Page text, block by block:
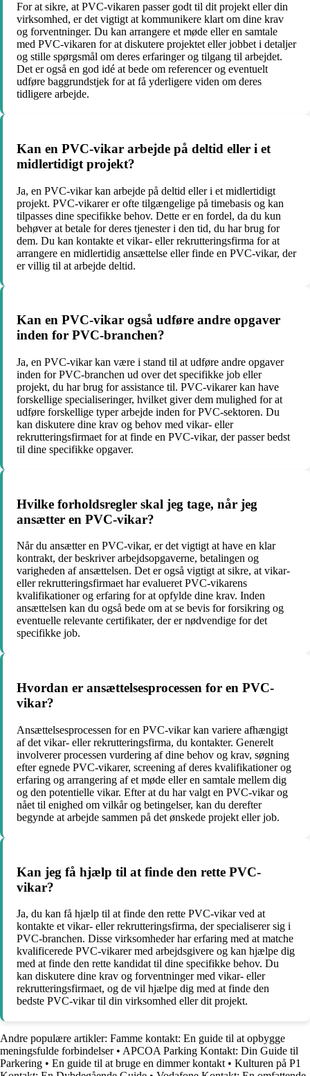
For at sikre, at PVC-vikaren passer godt til dit projekt eller din
virksomhed, er det vigtigt at kommunikere klart om dine krav
og forventninger. Du kan arrangere et møde eller en samtale
med PVC-vikaren for at diskutere projektet eller jobbet i detaljer
og stille spørgsmål om deres erfaringer og tilgang til arbejdet.
Det er også en god idé at bede om referencer og eventuelt
udføre baggrundstjek for at få yderligere viden om deres
tidligere arbejde.
Kan en PVC-vikar arbejde på deltid eller i et
midlertidigt projekt?
Ja, en PVC-vikar kan arbejde på deltid eller i et midlertidigt
projekt. PVC-vikarer er ofte tilgængelige på timebasis og kan
tilpasses dine specifikke behov. Dette er en fordel, da du kun
behøver at betale for deres tjenester i den tid, du har brug for
dem. Du kan kontakte et vikar- eller rekrutteringsfirma for at
arrangere en midlertidig ansættelse eller finde en PVC-vikar, der
er villig til at arbejde deltid.
Kan en PVC-vikar også udføre andre opgaver
inden for PVC-branchen?
Ja, en PVC-vikar kan være i stand til at udføre andre opgaver
inden for PVC-branchen ud over det specifikke job eller
projekt, du har brug for assistance til. PVC-vikarer kan have
forskellige specialiseringer, hvilket giver dem mulighed for at
udføre forskellige typer arbejde inden for PVC-sektoren. Du
kan diskutere dine krav og behov med vikar- eller
rekrutteringsfirmaet for at finde en PVC-vikar, der passer bedst
til dine specifikke opgaver.
Hvilke forholdsregler skal jeg tage, når jeg
ansætter en PVC-vikar?
Når du ansætter en PVC-vikar, er det vigtigt at have en klar
kontrakt, der beskriver arbejdsopgaverne, betalingen og
varigheden af ansættelsen. Det er også vigtigt at sikre, at vikar-
eller rekrutteringsfirmaet har evalueret PVC-vikarens
kvalifikationer og erfaring for at opfylde dine krav. Inden
ansættelsen kan du også bede om at se bevis for forsikring og
eventuelle relevante certifikater, der er nødvendige for det
specifikke job.
Hvordan er ansættelsesprocessen for en PVC-
vikar?
Ansættelsesprocessen for en PVC-vikar kan variere afhængigt
af det vikar- eller rekrutteringsfirma, du kontakter. Generelt
involverer processen vurdering af dine behov og krav, søgning
efter egnede PVC-vikarer, screening af deres kvalifikationer og
erfaring og arrangering af et møde eller en samtale mellem dig
og den potentielle vikar. Efter at du har valgt en PVC-vikar og
nået til enighed om vilkår og betingelser, kan du derefter
begynde at arbejde sammen på det ønskede projekt eller job.
Kan jeg få hjælp til at finde den rette PVC-
vikar?
Ja, du kan få hjælp til at finde den rette PVC-vikar ved at
kontakte et vikar- eller rekrutteringsfirma, der specialiserer sig i
PVC-branchen. Disse virksomheder har erfaring med at matche
kvalificerede PVC-vikarer med arbejdsgivere og kan hjælpe dig
med at finde den rette kandidat til dine specifikke behov. Du
kan diskutere dine krav og forventninger med vikar- eller
rekrutteringsfirmaet, og de vil hjælpe dig med at finde den
bedste PVC-vikar til din virksomhed eller dit projekt.
Andre populære artikler: Famme kontakt: En guide til at opbygge
meningsfulde forbindelser• APCOA Parking Kontakt: Din Guide til
Parkering • En guide til at bruge en dimmer kontakt • Kulturen på P1